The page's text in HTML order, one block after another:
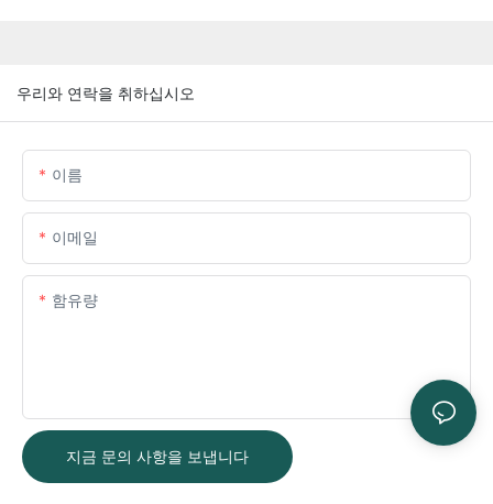
우리와 연락을 취하십시오
이름
이메일
함유량
지금 문의 사항을 보냅니다